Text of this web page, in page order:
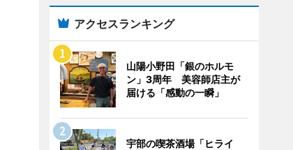
アクセスランキング
山陽小野田「銀のホルモ
ン」3周年 美容師店主が
届ける「感動の一瞬」
宇部の喫茶酒場「ヒライ